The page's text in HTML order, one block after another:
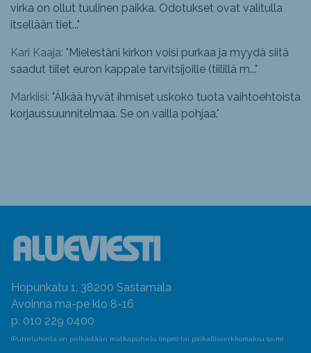
virka on ollut tuulinen paikka. Odotukset ovat valitulla
itsellään tiet..."
Kari Kaaja: "Mielestäni kirkon voisi purkaa ja myydä siitä
saadut tiilet euron kappale tarvitsijoille (tiilillä m..."
Markiisi: "Älkää hyvät ihmiset uskoko tuota vaihtoehtoista
korjaussuunnitelmaa. Se on vailla pohjaa."
Hopunkatu 1, 38200 Sastamala
Avoinna ma-pe klo 8-16
p. 010 229 0400
(Puheluhinta on pelkästään matkapuhelu (mpm) tai paikallisverkkomaksu (pvm)